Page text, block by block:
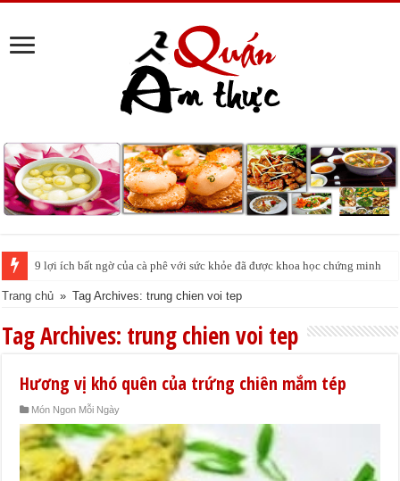
9 lợi ích bất ngờ của cà phê với sức khỏe đã được khoa học chứng minh
Trang chủ » Tag Archives: trung chien voi tep
Tag Archives: trung chien voi tep
Hương vị khó quên của trứng chiên mắm tép
Món Ngon Mỗi Ngày